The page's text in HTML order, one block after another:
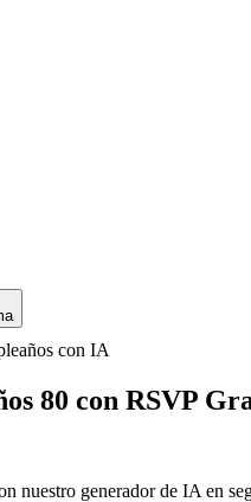
con IA
80 con RSVP
nuestro generador de IA en